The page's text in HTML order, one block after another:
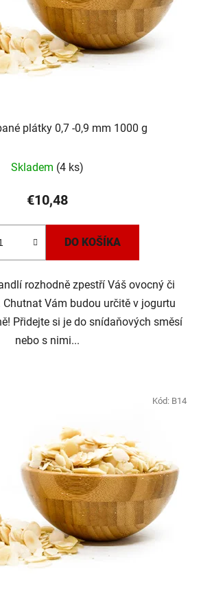
plátky 0,7 -0,9 mm 1000 g
Skladem (4 ks)
€10,48
DO KOŠÍKA
rozhodně zpestří Váš ovocný či
Vám budou určitě v jogurtu
Přidejte si je do snídaňových směsí
nebo s nimi...
Kód: B14